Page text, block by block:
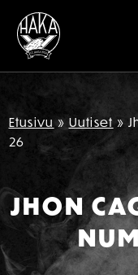
Siirry sisältöön
Etusivu » Uutiset »
26
JHON